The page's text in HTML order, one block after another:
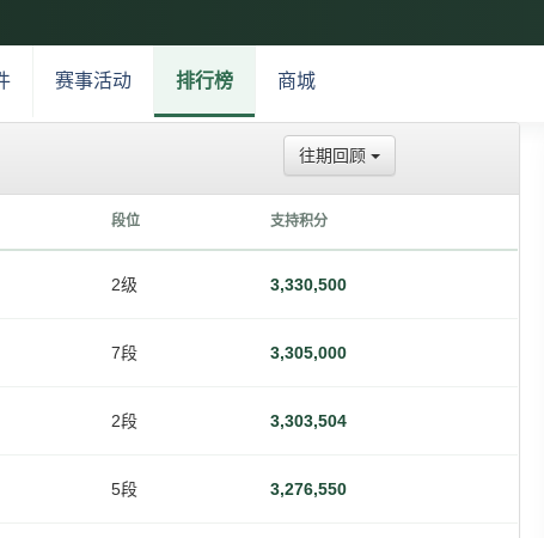
赛事活动 排行榜 商城
往期回顾
段位 支持积分
2级 3,330,500
7段 3,305,000
2段 3,303,504
5段 3,276,550